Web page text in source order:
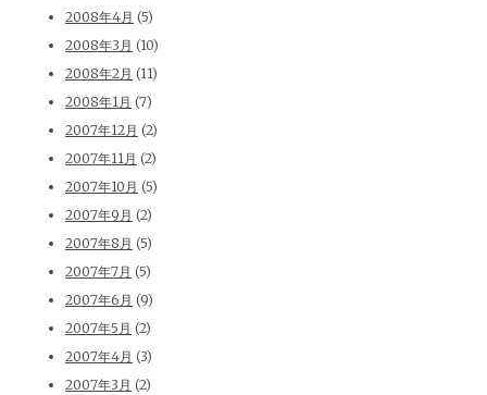
2008年4月 (5)
2008年3月 (10)
2008年2月 (11)
2008年1月 (7)
2007年12月 (2)
2007年11月 (2)
2007年10月 (5)
2007年9月 (2)
2007年8月 (5)
2007年7月 (5)
2007年6月 (9)
2007年5月 (2)
2007年4月 (3)
2007年3月 (2)